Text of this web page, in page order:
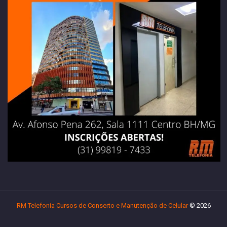
RM Telefonia Cursos de Conserto e Manutenção de Celular© 2026